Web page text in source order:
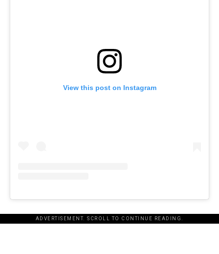
View this post on Instagram
ADVERTISEMENT. SCROLL TO CONTINUE READING.